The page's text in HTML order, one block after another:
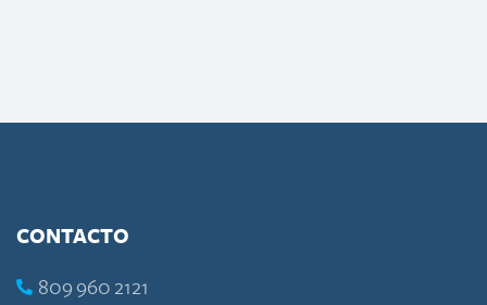
CONTACTO
809 960 2121